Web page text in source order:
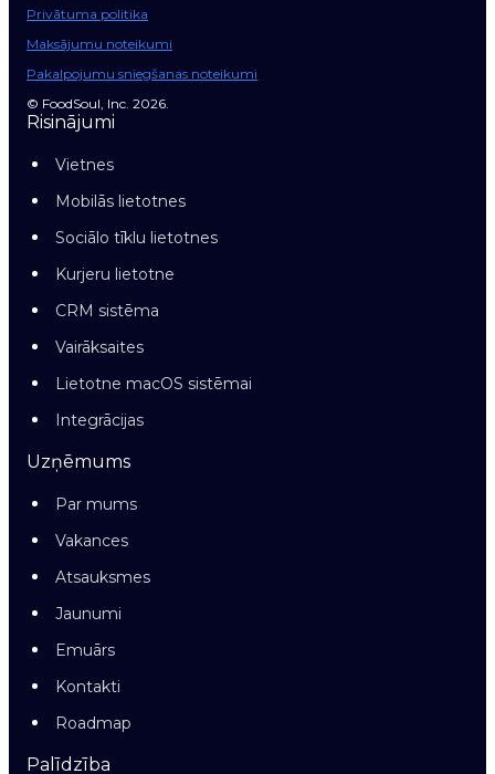
Privātuma politika
Maksājumu noteikumi
Pakalpojumu sniegšanas noteikumi
© FoodSoul, Inc. 2026.
Risinājumi
Vietnes
Mobilās lietotnes
Sociālo tīklu lietotnes
Kurjeru lietotne
CRM sistēma
Vairāksaites
Lietotne macOS sistēmai
Integrācijas
Uzņēmums
Par mums
Vakances
Atsauksmes
Jaunumi
Emuārs
Kontakti
Roadmap
Palīdzība